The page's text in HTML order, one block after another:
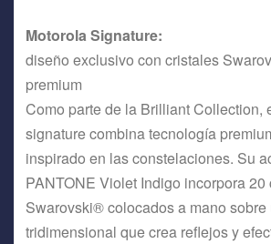
Motorola Signature:
diseño exclusivo con cristales
premium
Como parte de la Brilliant Collection,
signature combina tecnología
inspirado en las constelaciones. Su
PANTONE Violet Indigo incorpora 20
Swarovski® colocados a mano
tridimensional que crea reflejos y